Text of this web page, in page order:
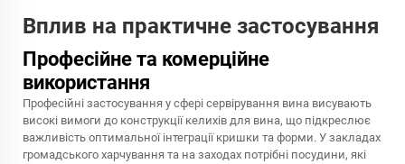
Вплив на практичне застосування
Професійне та комерційне
використання
Професійні застосування у сфері сервірування вина висувають
високі вимоги до конструкції келихів для вина, що підкреслює
важливість оптимальної інтеграції кришки та форми. У закладах
громадського харчування та на заходах потрібні посудини, які